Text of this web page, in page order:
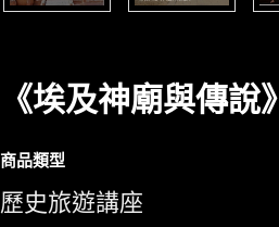
《埃及神廟與傳說》
商品類型
歷史旅遊講座